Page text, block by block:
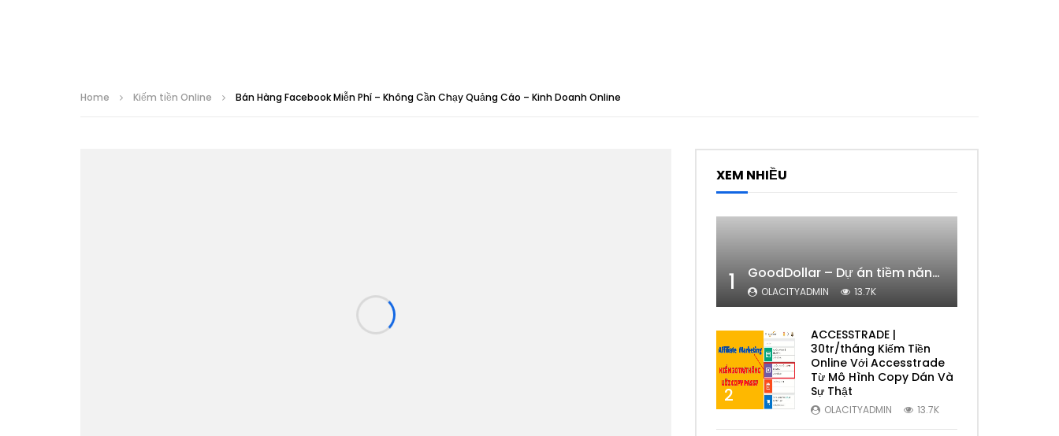
Home Kiếm tiền Online Bán Hàng Facebook Miễn Phí – Không Cần Chạy Quảng Cáo – Kinh Doanh Online
XEM NHIỀU
1 GoodDollar – Dự án tiềm năng của eToro có phải lừa đảo hay không?
OLACITYADMIN 13.7K
2
ACCESSTRADE |
30tr/tháng Kiếm Tiền
Online Với Accesstrade
Từ Mô Hình Copy Dán Và
Sự Thật
OLACITYADMIN 13.7K